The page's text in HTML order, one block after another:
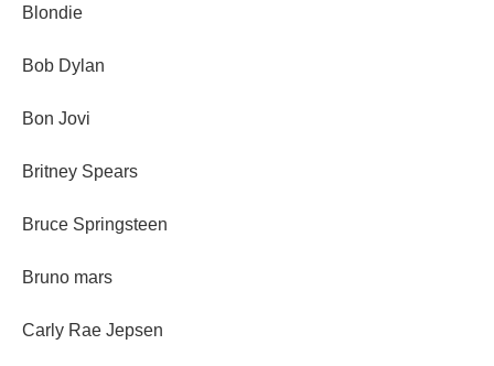
Blondie
Bob Dylan
Bon Jovi
Britney Spears
Bruce Springsteen
Bruno mars
Carly Rae Jepsen